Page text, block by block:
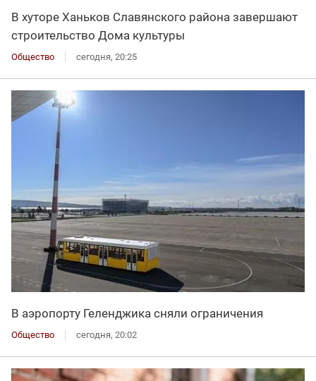
В хуторе Ханьков Славянского района завершают
строительство Дома культуры
Общество сегодня, 20:25
В аэропорту Геленджика сняли ограничения
Общество сегодня, 20:02